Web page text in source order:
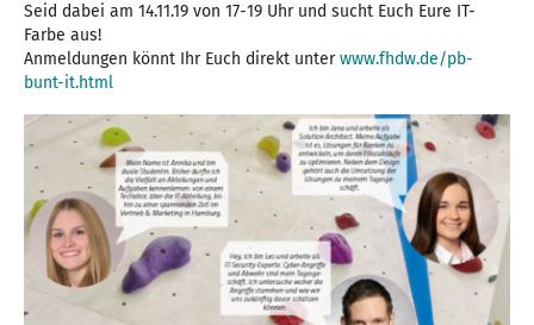
Seid dabei am 14.11.19 von 17-19 Uhr und sucht Euch Eure IT-
Farbe aus!
Anmeldungen könnt Ihr Euch direkt unterwww.fhdw.de/pb-
bunt-it.html